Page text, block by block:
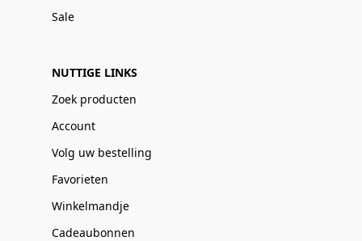
Sale
NUTTIGE LINKS
Zoek producten
Account
Volg uw bestelling
Favorieten
Winkelmandje
Cadeaubonnen